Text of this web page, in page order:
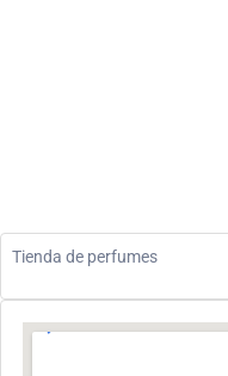
Tienda de perfumes